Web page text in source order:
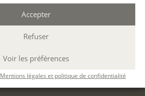
Accepter
Refuser
Voir les préférences
Mentions légales et politique de confidentialité
12 SEPT. 2026